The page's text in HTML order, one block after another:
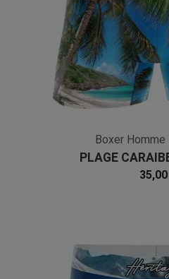
Boxer Homme
PLAGE